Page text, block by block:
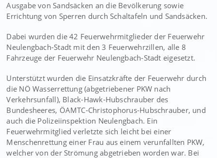
Ausgabe von Sandsäcken an die Bevölkerung sowie
Errichtung von Sperren durch Schaltafeln und Sandsäcken.
Dabei wurden die 42 Feuerwehrmitglieder der Feuerwehr
Neulengbach-Stadt mit den 3 Feuerwehrzillen, alle 8
Fahrzeuge der Feuerwehr Neulengbach-Stadt eigesetzt.
Unterstützt wurden die Einsatzkräfte der Feuerwehr durch
die NÖ Wasserrettung (abgetriebener PKW nach
Verkehrsunfall), Black-Hawk-Hubschrauber des
Bundesheeres, ÖAMTC-Christophorus-Hubschrauber, und
auch die Polizeiinspektion Neulengbach. Ein
Feuerwehrmitglied verletzte sich leicht bei einer
Menschenrettung einer Frau aus einem verunfallten PKW,
welcher von der Strömung abgetrieben worden war. Bei